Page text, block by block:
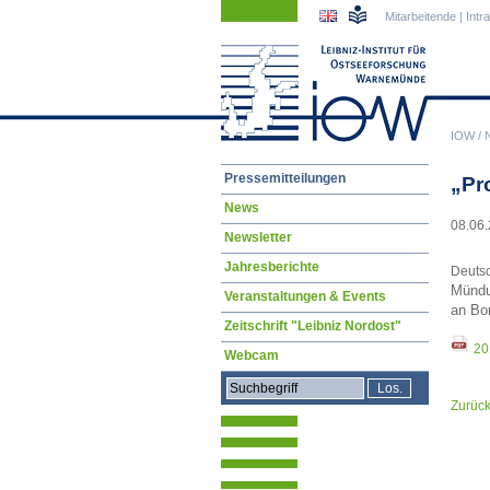
IOW/
Mitarbeitende |
an
Zurück
Navigation
Pressemitteilungen
News
Newsletter
Jahresberichte
Veranstaltungen & Events
Zeitschrift "Leibniz Nordost"
Webcam